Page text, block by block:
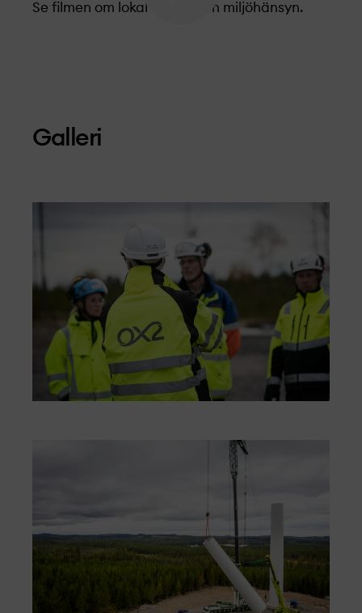
Se filmen om lokal dialog och miljöhänsyn.
Galleri